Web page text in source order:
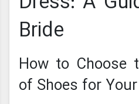
Bride
How to Choose
of Shoes for